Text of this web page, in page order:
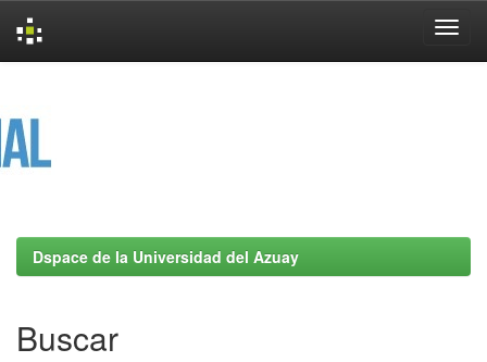
Dspace de la Universidad del Azuay
Buscar